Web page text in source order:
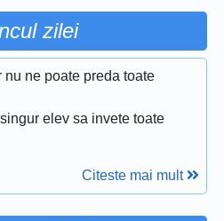
zilei
nu ne poate preda toate
elev sa invete toate
Citeste mai mult